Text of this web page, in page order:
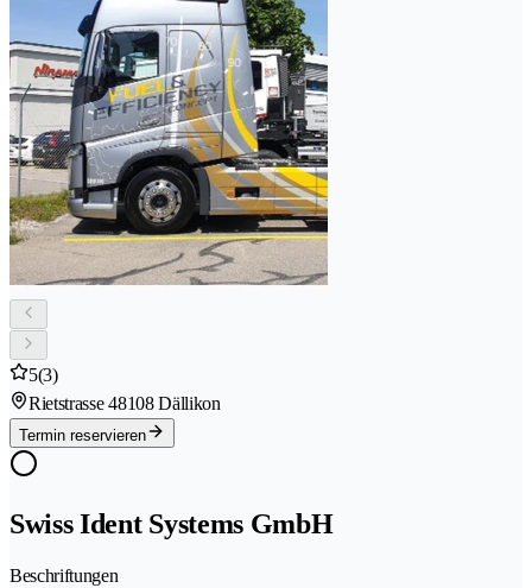
5(3)
Rietstrasse 48108 Dällikon
Termin reservieren
Swiss Ident Systems GmbH
Beschriftungen